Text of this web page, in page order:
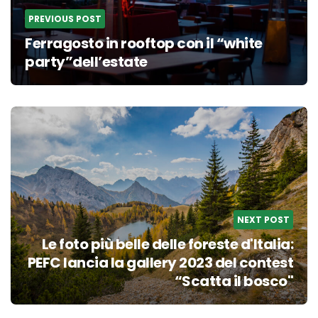
PREVIOUS POST
Ferragosto in rooftop con il “white
party”dell’estate
NEXT POST
Le foto più belle delle foreste d'Italia:
PEFC lancia la gallery 2023 del contest
“Scatta il bosco"